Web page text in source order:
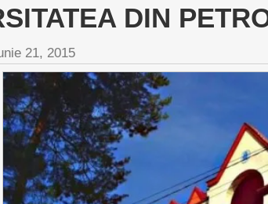
DIN
21, 2015